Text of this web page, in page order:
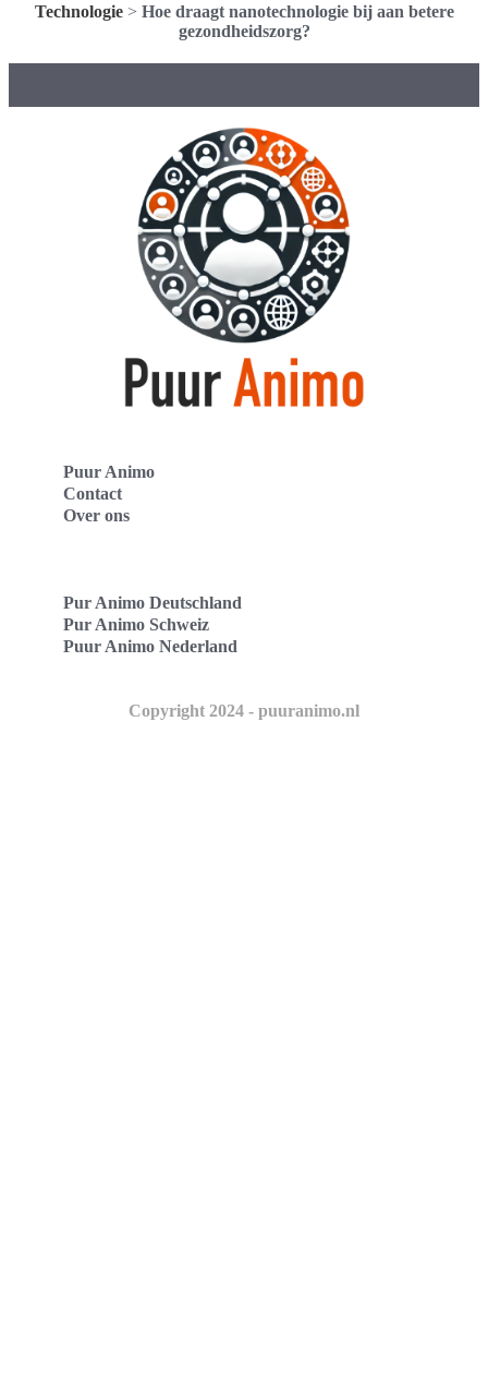
Technologie> Hoe draagt nanotechnologie bij aan betere
gezondheidszorg?
Puur Animo
Contact
Over ons
Pur Animo Deutschland
Pur Animo Schweiz
Puur Animo Nederland
Copyright 2024 - puuranimo.nl